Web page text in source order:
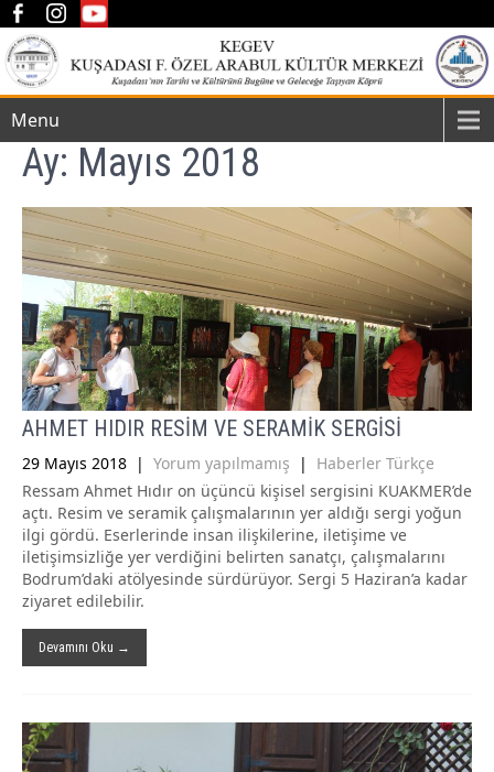
Menu
Ay: Mayıs 2018
AHMET HIDIR RESİM VE SERAMİK SERGİSİ
29 Mayıs 2018 | Yorum yapılmamış | Haberler Türkçe
Ressam Ahmet Hıdır on üçüncü kişisel sergisini KUAKMER’de
açtı. Resim ve seramik çalışmalarının yer aldığı sergi yoğun
ilgi gördü. Eserlerinde insan ilişkilerine, iletişime ve
iletişimsizliğe yer verdiğini belirten sanatçı, çalışmalarını
Bodrum’daki atölyesinde sürdürüyor. Sergi 5 Haziran’a kadar
ziyaret edilebilir.
Devamını Oku →